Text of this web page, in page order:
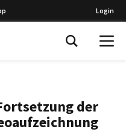
Login
der